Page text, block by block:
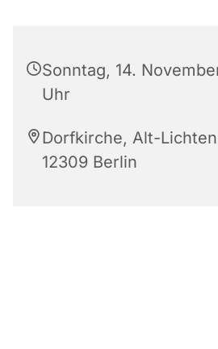
Sonntag, 14.
Uhr
Dorfkirche, Alt-
12309 Berlin